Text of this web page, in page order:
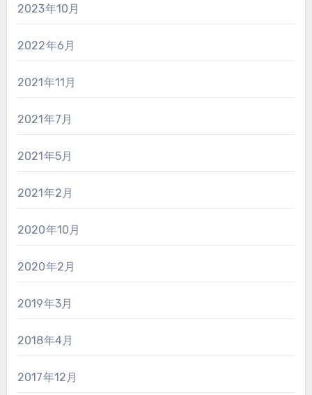
2023年10月
2022年6月
2021年11月
2021年7月
2021年5月
2021年2月
2020年10月
2020年2月
2019年3月
2018年4月
2017年12月